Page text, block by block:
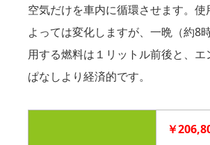
空気だけを車内に循環させます。使
よっては変化しますが、一晩（約8
用する燃料は１リットル前後と、エ
ぱなしより経済的です。
￥